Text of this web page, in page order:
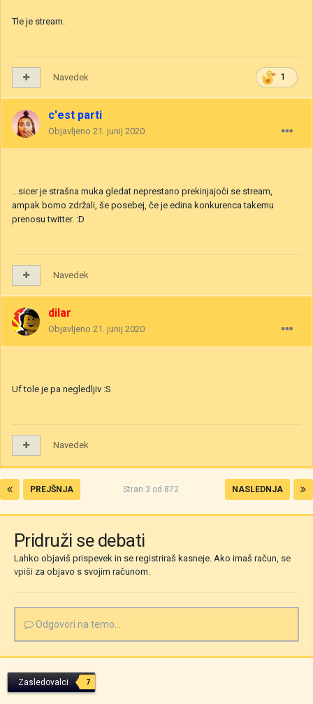
Tle je stream.
1
Navedek
c'est parti
Objavljeno 21. junij 2020
...sicer je strašna muka gledat neprestano prekinjajoči se stream,
ampak bomo zdržali, še posebej, če je edina konkurenca takemu
prenosu twitter. :D
Navedek
dilar
Objavljeno 21. junij 2020
Uf tole je pa negledljiv :S
Navedek
PREJŠNJA NASLEDNJA
Stran 3 od 872
Pridruži se debati
Lahko objaviš prispevek in se registriraš kasneje. Ako imaš račun, se
vpiši za objavo s svojim računom.
Odgovori na temo...
Zasledovalci 7